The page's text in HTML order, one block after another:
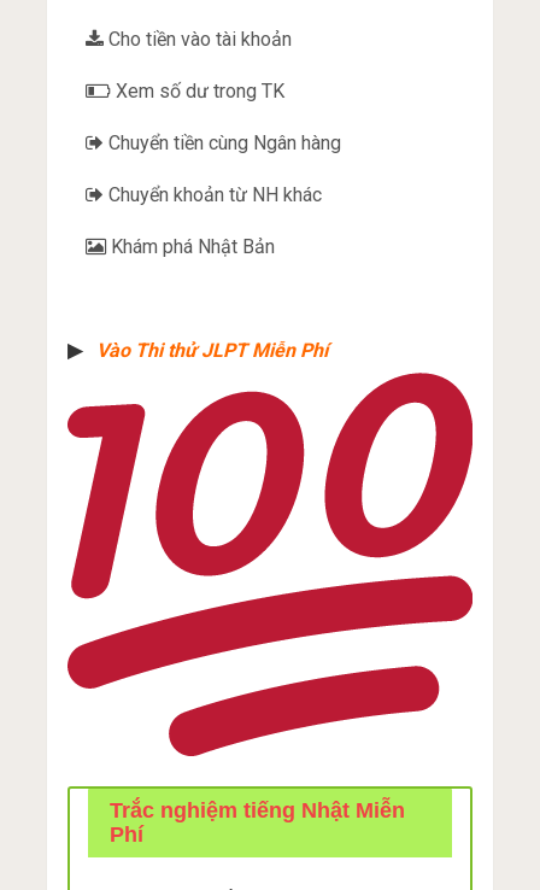
Cho tiền vào tài khoản
Xem số dư trong TK
Chuyển tiền cùng Ngân hàng
Chuyển khoản từ NH khác
Khám phá Nhật Bản
▶︎ Vào Thi thử JLPT Miễn Phí
Trắc nghiệm tiếng Nhật Miễn
Phí